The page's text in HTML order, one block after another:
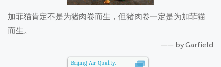
加菲猫肯定不是为猪肉卷而生，但猪肉卷一定是为加菲猫
而生。
—— by Garfield
Beijing Air Quality.